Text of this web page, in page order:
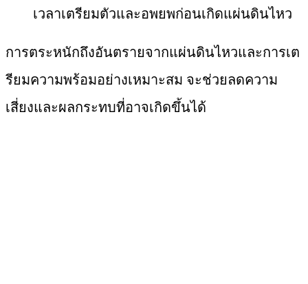
เวลาเตรียมตัวและอพยพก่อนเกิดแผ่นดินไหว
การตระหนักถึงอันตรายจากแผ่นดินไหวและการเต
รียมความพร้อมอย่างเหมาะสม จะช่วยลดความ
เสี่ยงและผลกระทบที่อาจเกิดขึ้นได้